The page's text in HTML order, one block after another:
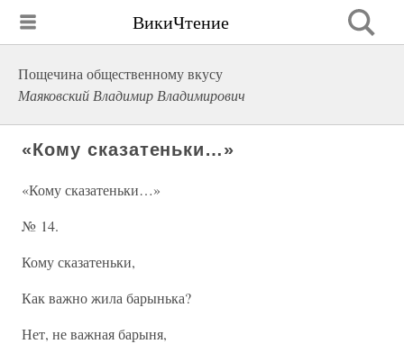
ВикиЧтение
Пощечина общественному вкусу
Маяковский Владимир Владимирович
«Кому сказатеньки…»
«Кому сказатеньки…»
№ 14.
Кому сказатеньки,
Как важно жила барынька?
Нет, не важная барыня,